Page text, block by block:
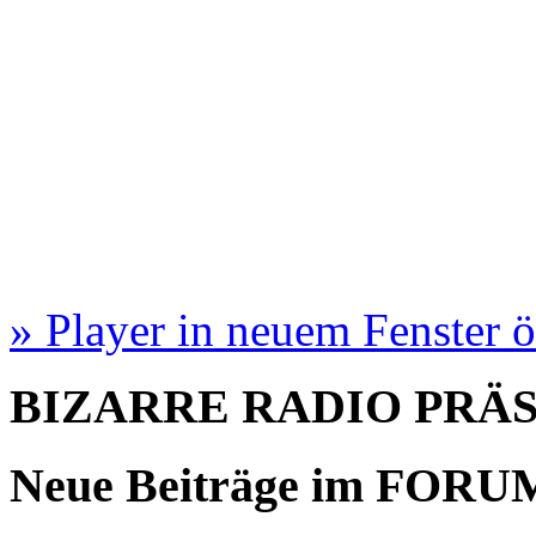
» Player in neuem Fenster
BIZARRE RADIO
Neue Beiträge im